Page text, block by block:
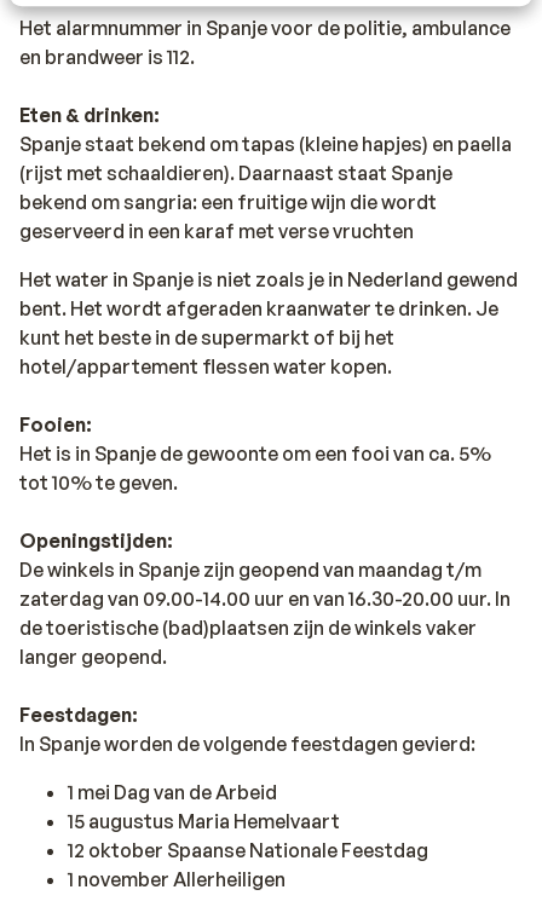
Het alarmnummer in Spanje voor de politie, ambulance
en brandweer is 112.
Eten & drinken:
Spanje staat bekend om tapas (kleine hapjes) en paella
(rijst met schaaldieren). Daarnaast staat Spanje
bekend om sangria: een fruitige wijn die wordt
geserveerd in een karaf met verse vruchten
Het water in Spanje is niet zoals je in Nederland gewend
bent. Het wordt afgeraden kraanwater te drinken. Je
kunt het beste in de supermarkt of bij het
hotel/appartement flessen water kopen.
Fooien:
Het is in Spanje de gewoonte om een fooi van ca. 5%
tot 10% te geven.
Openingstijden:
De winkels in Spanje zijn geopend van maandag t/m
zaterdag van 09.00-14.00 uur en van 16.30-20.00 uur. In
de toeristische (bad)plaatsen zijn de winkels vaker
langer geopend.
Feestdagen:
In Spanje worden de volgende feestdagen gevierd:
1 mei Dag van de Arbeid
15 augustus Maria Hemelvaart
12 oktober Spaanse Nationale Feestdag
1 november Allerheiligen